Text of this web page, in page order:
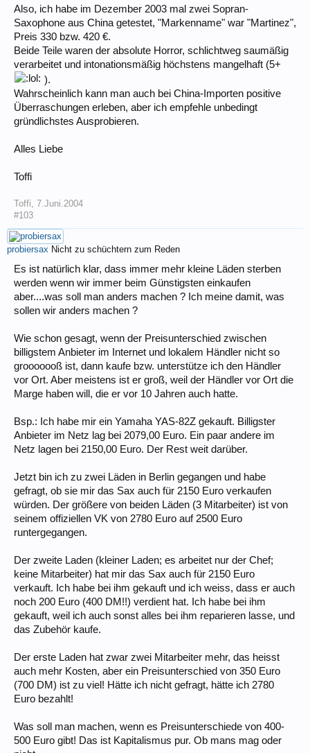
Also, ich habe im Dezember 2003 mal zwei Sopran-
Saxophone aus China getestet, "Markenname" war "Martinez",
Preis 330 bzw. 420 €.
Beide Teile waren der absolute Horror, schlichtweg saumäßig
verarbeitet und intonationsmäßig höchstens mangelhaft (5+
).
Wahrscheinlich kann man auch bei China-Importen positive
Überraschungen erleben, aber ich empfehle unbedingt
gründlichstes Ausprobieren.
Alles Liebe
Toffi
Toffi 7.Juni.2004
#103
probiersax Nicht zu schüchtern zum Reden
Es ist natürlich klar, dass immer mehr kleine Läden sterben
werden wenn wir immer beim Günstigsten einkaufen
aber....was soll man anders machen ? Ich meine damit, was
sollen wir anders machen ?
Wie schon gesagt, wenn der Preisunterschied zwischen
billigstem Anbieter im Internet und lokalem Händler nicht so
grooooooß ist, dann kaufe bzw. unterstütze ich den Händler
vor Ort. Aber meistens ist er groß, weil der Händler vor Ort die
Marge haben will, die er vor 10 Jahren auch hatte.
Bsp.: Ich habe mir ein Yamaha YAS-82Z gekauft. Billigster
Anbieter im Netz lag bei 2079,00 Euro. Ein paar andere im
Netz lagen bei 2150,00 Euro. Der Rest weit darüber.
Jetzt bin ich zu zwei Läden in Berlin gegangen und habe
gefragt, ob sie mir das Sax auch für 2150 Euro verkaufen
würden. Der größere von beiden Läden (3 Mitarbeiter) ist von
seinem offiziellen VK von 2780 Euro auf 2500 Euro
runtergegangen.
Der zweite Laden (kleiner Laden; es arbeitet nur der Chef;
keine Mitarbeiter) hat mir das Sax auch für 2150 Euro
verkauft. Ich habe bei ihm gekauft und ich weiss, dass er auch
noch 200 Euro (400 DM!!) verdient hat. Ich habe bei ihm
gekauft, weil ich auch sonst alles bei ihm reparieren lasse, und
das Zubehör kaufe.
Der erste Laden hat zwar zwei Mitarbeiter mehr, das heisst
auch mehr Kosten, aber ein Preisunterschied von 350 Euro
(700 DM) ist zu viel! Hätte ich nicht gefragt, hätte ich 2780
Euro bezahlt!
Was soll man machen, wenn es Preisunterschiede von 400-
500 Euro gibt! Das ist Kapitalismus pur. Ob mans mag oder